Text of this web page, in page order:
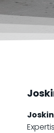
Joskin